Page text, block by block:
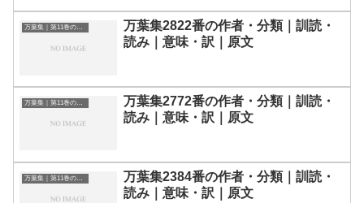
万葉集｜第11巻の和歌一覧
万葉集2822番の作者・分類｜訓読・
読み｜意味・訳｜原文
万葉集｜第11巻の和歌一覧
万葉集2772番の作者・分類｜訓読・
読み｜意味・訳｜原文
万葉集｜第11巻の和歌一覧
万葉集2384番の作者・分類｜訓読・
読み｜意味・訳｜原文